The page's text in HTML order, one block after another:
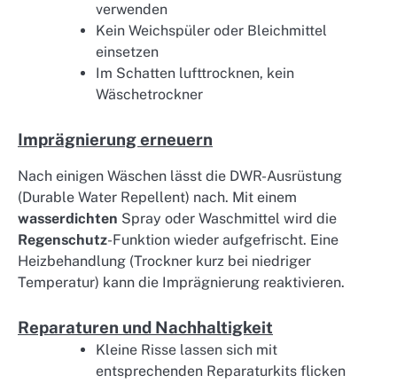
verwenden
Kein Weichspüler oder Bleichmittel
einsetzen
Im Schatten lufttrocknen, kein
Wäschetrockner
Imprägnierung erneuern
Nach einigen Wäschen lässt die DWR-Ausrüstung
(Durable Water Repellent) nach. Mit einem
wasserdichten Spray oder Waschmittel wird die
Regenschutz-Funktion wieder aufgefrischt. Eine
Heizbehandlung (Trockner kurz bei niedriger
Temperatur) kann die Imprägnierung reaktivieren.
Reparaturen und Nachhaltigkeit
Kleine Risse lassen sich mit
entsprechenden Reparaturkits flicken